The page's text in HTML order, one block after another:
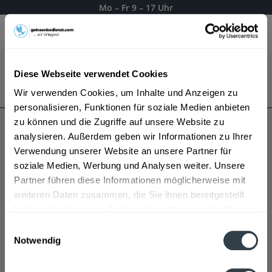
Diese Webseite verwendet Cookies
Wir verwenden Cookies, um Inhalte und Anzeigen zu
personalisieren, Funktionen für soziale Medien anbieten
zu können und die Zugriffe auf unsere Website zu
analysieren. Außerdem geben wir Informationen zu Ihrer
Verwendung unserer Website an unsere Partner für
soziale Medien, Werbung und Analysen weiter. Unsere
Partner führen diese Informationen möglicherweise mit
weiteren Daten zusammen, die Sie ihnen bereitgestellt
Notwendig
Mo – Fr 9 – 17 Uhr
Es gilt unsereDatenschutzerklärung
Albi